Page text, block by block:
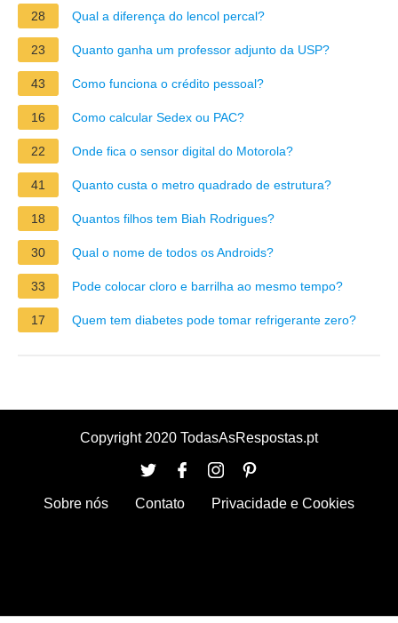
28 Qual a diferença do lencol percal?
23 Quanto ganha um professor adjunto da USP?
43 Como funciona o crédito pessoal?
16 Como calcular Sedex ou PAC?
22 Onde fica o sensor digital do Motorola?
41 Quanto custa o metro quadrado de estrutura?
18 Quantos filhos tem Biah Rodrigues?
30 Qual o nome de todos os Androids?
33 Pode colocar cloro e barrilha ao mesmo tempo?
17 Quem tem diabetes pode tomar refrigerante zero?
Copyright 2020 TodasAsRespostas.pt
Sobre nós Contato Privacidade e Cookies